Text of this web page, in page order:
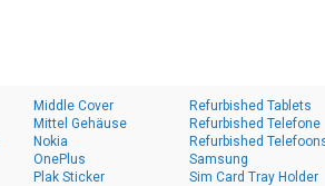
Middle Cover
Mittel Gehäuse
Nokia
OnePlus
Plak Sticker
Refurbished Tablets
Refurbished Telefone
Refurbished
Samsung
Sim Card Tray Holder